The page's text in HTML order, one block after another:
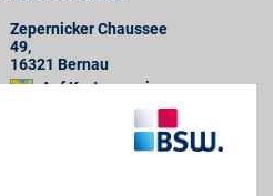
Zepernicker Chaussee
49,
16321 Bernau
Auf Karte anzeigen
Zum Partnerprofil